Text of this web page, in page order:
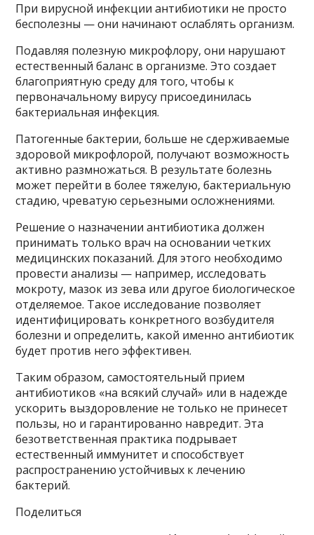
При вирусной инфекции антибиотики не просто
бесполезны — они начинают ослаблять организм.
Подавляя полезную микрофлору, они нарушают
естественный баланс в организме. Это создает
благоприятную среду для того, чтобы к
первоначальному вирусу присоединилась
бактериальная инфекция.
Патогенные бактерии, больше не сдерживаемые
здоровой микрофлорой, получают возможность
активно размножаться. В результате болезнь
может перейти в более тяжелую, бактериальную
стадию, чреватую серьезными осложнениями.
Решение о назначении антибиотика должен
принимать только врач на основании четких
медицинских показаний. Для этого необходимо
провести анализы — например, исследовать
мокроту, мазок из зева или другое биологическое
отделяемое. Такое исследование позволяет
идентифицировать конкретного возбудителя
болезни и определить, какой именно антибиотик
будет против него эффективен.
Таким образом, самостоятельный прием
антибиотиков «на всякий случай» или в надежде
ускорить выздоровление не только не принесет
пользы, но и гарантированно навредит. Эта
безответственная практика подрывает
естественный иммунитет и способствует
распространению устойчивых к лечению
бактерий.
Поделиться